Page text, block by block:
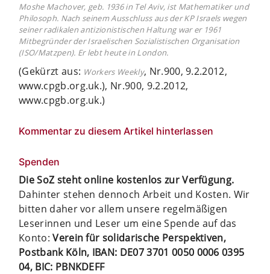
Moshe Machover, geb. 1936 in Tel Aviv, ist Mathematiker und
Philosoph. Nach seinem Ausschluss aus der KP Israels wegen
seiner radikalen antizionistischen Haltung war er 1961
Mitbegründer der Israelischen Sozialistischen Organisation
(ISO/Matzpen). Er lebt heute in London.
(Gekürzt aus: Workers Weekly, Nr.900, 9.2.2012,
www.cpgb.org.uk.), Nr.900, 9.2.2012,
www.cpgb.org.uk.)
Kommentar zu diesem Artikel hinterlassen
Spenden
Die SoZ steht online kostenlos zur Verfügung.
Dahinter stehen dennoch Arbeit und Kosten. Wir
bitten daher vor allem unsere regelmäßigen
Leserinnen und Leser um eine Spende auf das
Konto:Verein für solidarische Perspektiven,
Postbank Köln, IBAN: DE07 3701 0050 0006 0395
04, BIC: PBNKDEFF